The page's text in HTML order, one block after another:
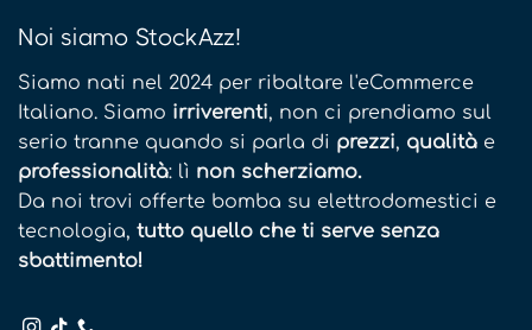
Noi siamo StockAzz!
Siamo nati nel 2024 per ribaltare l'eCommerce
Italiano. Siamo irriverenti, non ci prendiamo sul
serio tranne quando si parla di prezzi, qualità e
professionalità: lì non scherziamo.
Da noi trovi offerte bomba su elettrodomestici e
tecnologia, tutto quello che ti serve senza
sbattimento!